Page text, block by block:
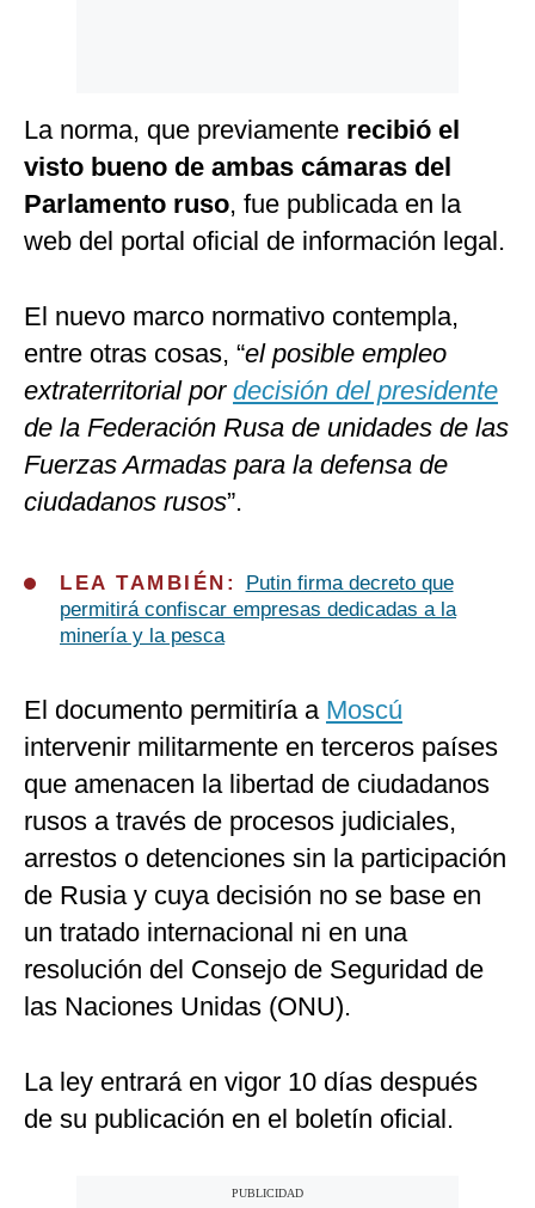
La norma, que previamente recibió el
visto bueno de ambas cámaras del
Parlamento ruso, fue publicada en la
web del portal oficial de información legal.
El nuevo marco normativo contempla,
entre otras cosas, “el posible empleo
extraterritorial por decisión del presidente
de la Federación Rusa de unidades de las
Fuerzas Armadas para la defensa de
ciudadanos rusos”.
LEA TAMBIÉN:
Putin firma decreto que
permitirá confiscar empresas dedicadas a la
minería y la pesca
El documento permitiría a Moscú
intervenir militarmente en terceros países
que amenacen la libertad de ciudadanos
rusos a través de procesos judiciales,
arrestos o detenciones sin la participación
de Rusia y cuya decisión no se base en
un tratado internacional ni en una
resolución del Consejo de Seguridad de
las Naciones Unidas (ONU).
La ley entrará en vigor 10 días después
de su publicación en el boletín oficial.